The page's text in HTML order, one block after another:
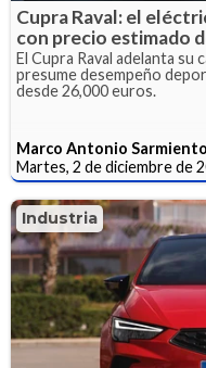
Cupra Raval: el
con precio estimado
El Cupra Raval adelanta
presume desempeño
desde 26,000 euros.
Marco Antonio
Martes, 2 de diciembre de
Industria